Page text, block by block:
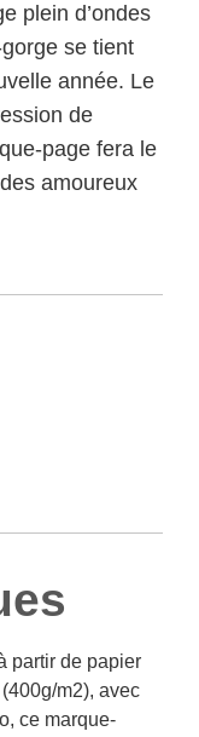
plein d’ondes
se tient
année. Le
de
page fera le
amoureux
partir de papier
m2), avec
ce marque-